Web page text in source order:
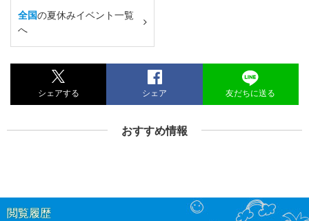
全国の夏休みイベント一覧
へ
シェアする シェア 友だちに送る
おすすめ情報
閲覧履歴